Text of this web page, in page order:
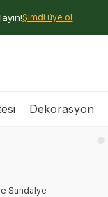
Şimdi üye ol
Dekorasyon
Sandalye